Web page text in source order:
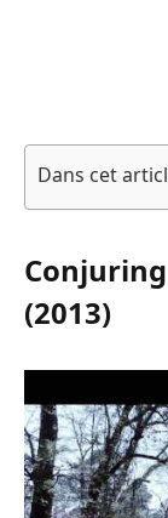
Dans cet
(2013)